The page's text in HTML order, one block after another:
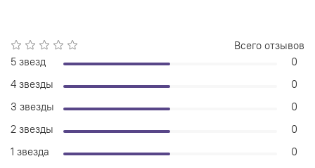
Всего отзывов
5 звезд
0
4 звезды
0
3 звезды
0
2 звезды
0
1 звезда
0